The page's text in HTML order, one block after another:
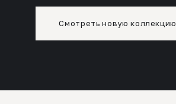
Смотреть новую коллекцию